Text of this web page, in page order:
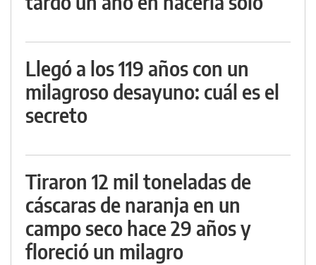
Llegó a los 119 años con un
milagroso desayuno: cuál es el
secreto
Tiraron 12 mil toneladas de
cáscaras de naranja en un
campo seco hace 29 años y
floreció un milagro